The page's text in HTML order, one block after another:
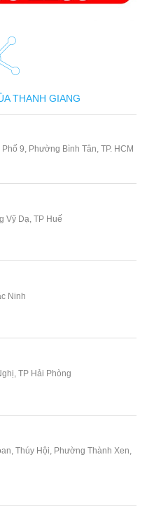
THANH GIANG
9, Phường Bình Tân, TP. HCM
Vỹ Dạ, TP Huế
Ninh
TP Hải Phòng
Thúy Hội, Phường Thành Xen,